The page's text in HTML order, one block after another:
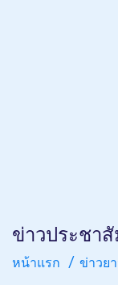
ข่าวประชา
หน้าแรก ข่าวย